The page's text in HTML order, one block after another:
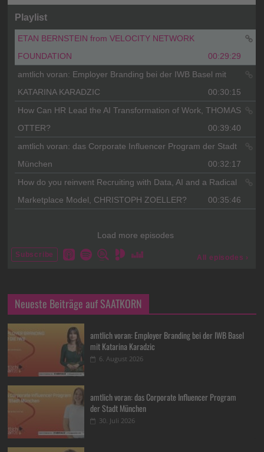
Neueste Beiträge auf SAATKORN
amtlich voran: Employer Branding bei der IWB Basel
mit Katarina Karadzic
6. August 2026
amtlich voran: das Corporate Influencer Program
der Stadt München
30. Juli 2026